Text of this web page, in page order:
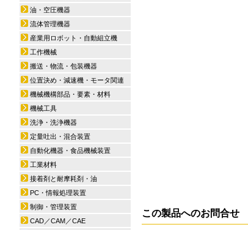
この製品へのお問合せ
油・空圧機器
流体管理機器
産業用ロボット・自動組立機
工作機械
搬送・物流・包装機器
位置決め・減速機・モータ関連
機械機構部品・要素・材料
機械工具
洗浄・洗浄機器
定量吐出・混合装置
自動化機器・食品機械装置
工業材料
接着剤と耐摩耗剤・油
PC・情報処理装置
制御・管理装置
CAD／CAM／CAE